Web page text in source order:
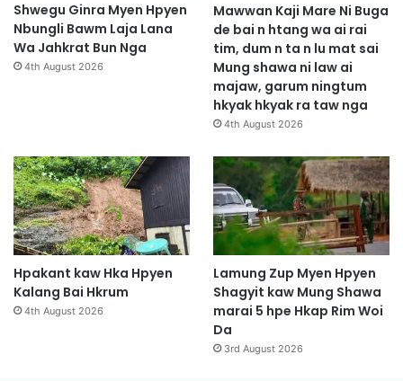
Shwegu Ginra Myen Hpyen
Nbungli Bawm Laja Lana
Wa Jahkrat Bun Nga
4th August 2026
Mawwan Kaji Mare Ni Buga
de bai n htang wa ai rai
tim, dum n ta n lu mat sai
Mung shawa ni law ai
majaw, garum ningtum
hkyak hkyak ra taw nga
4th August 2026
Hpakant kaw Hka Hpyen
Kalang Bai Hkrum
4th August 2026
Lamung Zup Myen Hpyen
Shagyit kaw Mung Shawa
marai 5 hpe Hkap Rim Woi
Da
3rd August 2026